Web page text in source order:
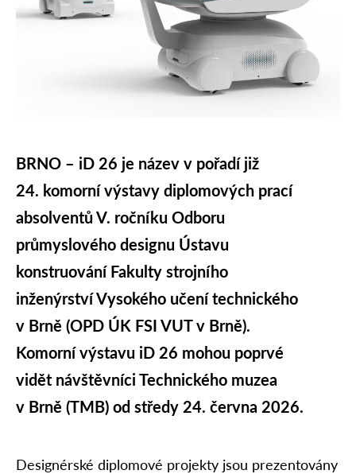
BRNO – iD 26 je název v pořadí již
24. komorní výstavy diplomových prací
absolventů V. ročníku Odboru
průmyslového designu Ústavu
konstruování Fakulty strojního
inženýrství Vysokého učení technického
v Brně (OPD ÚK FSI VUT v Brně).
Komorní výstavu iD 26 mohou poprvé
vidět návštěvníci Technického muzea
v Brně (TMB) od středy 24. června 2026.
Designérské diplomové projekty jsou prezentovány